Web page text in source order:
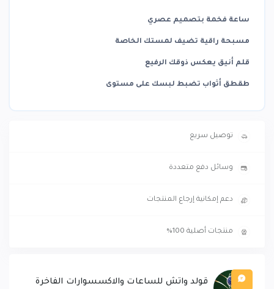
ساعة فخمة بتصميم عصري
مسبحة راقية تضيف لمستك الخاصة
قلم أنيق يعكس ذوقك الرفيع
طقطق أثواب تضبط لبسك على مستوى
توصيل سريع
وسائل دفع متعددة
دعم إمكانية إرجاع المنتجات
منتجات أصلية 100%
قولد واتش للساعات والاكسسوارات الفاخرة